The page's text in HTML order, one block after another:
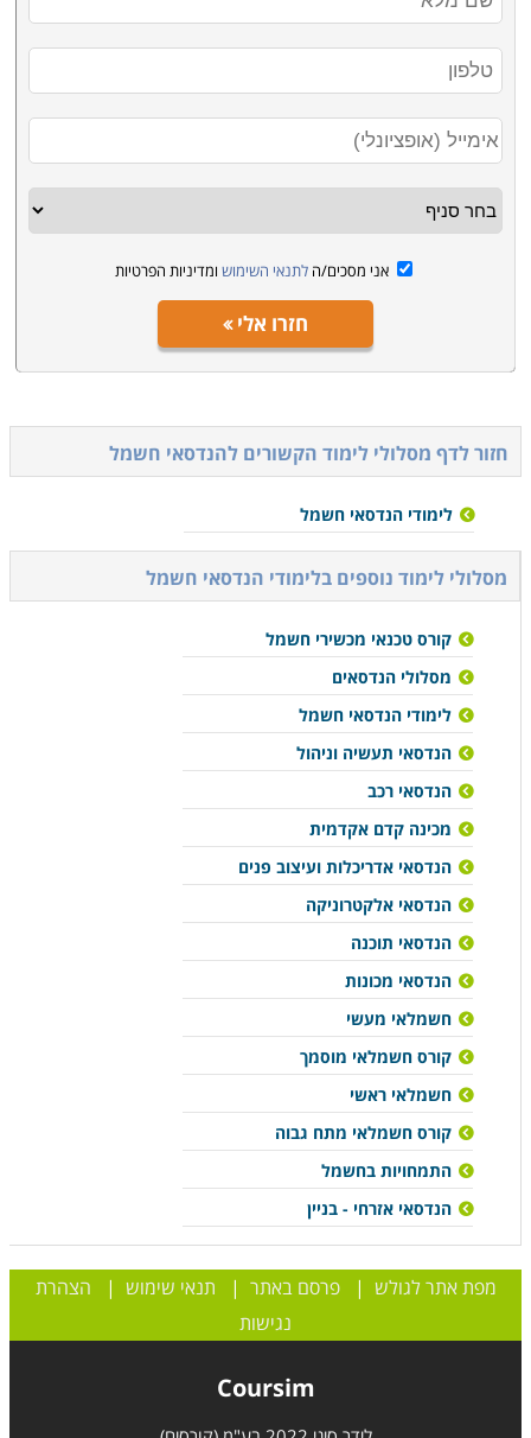
אני מסכים/ה לתנאי השימוש ומדיניות הפרטיות
חזרו אלי
חזור לדף מסלולי לימוד הקשורים להנדסאי חשמל
לימודי הנדסאי חשמל
מסלולי לימוד נוספים בלימודי הנדסאי חשמל
קורס טכנאי מכשירי חשמל
מסלולי הנדסאים
לימודי הנדסאי חשמל
הנדסאי תעשיה וניהול
הנדסאי רכב
מכינה קדם אקדמית
הנדסאי אדריכלות ועיצוב פנים
הנדסאי אלקטרוניקה
הנדסאי תוכנה
הנדסאי מכונות
חשמלאי מעשי
קורס חשמלאי מוסמך
חשמלאי ראשי
קורס חשמלאי מתח גבוה
התמחויות בחשמל
הנדסאי אזרחי - בניין
מפת אתר לגולש |פרסם באתר | תנאי שימוש | הצהרת
נגישות
Coursim